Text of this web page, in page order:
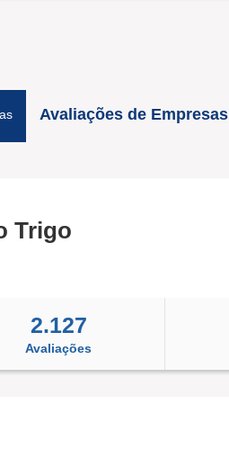
Avaliações de Empresas
Trigo
2.127
Avaliações